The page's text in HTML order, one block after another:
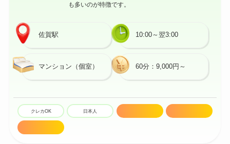
も多いのが特徴です。
佐賀駅 10:00～翌3:00
マンション（個室） 60分：9,000円～
クレカOK 日本人